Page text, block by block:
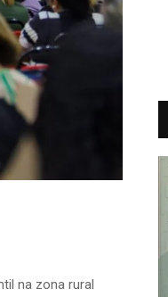
na zona rural